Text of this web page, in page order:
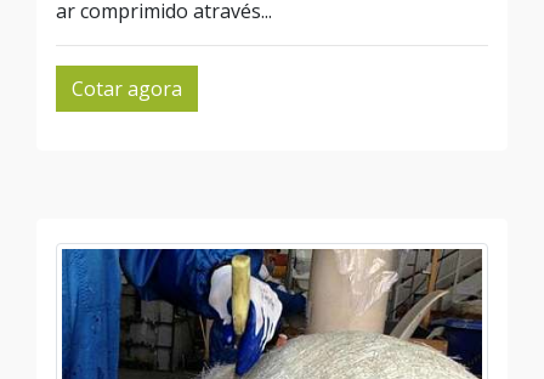
ar comprimido através...
Cotar agora